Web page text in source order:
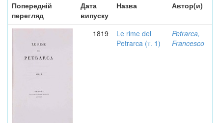
Попередній
перегляд
Дата
випуску
Назва Автор(и)
1819
Le rime del
Petrarca (т. 1)
Petrarca,
Francesco